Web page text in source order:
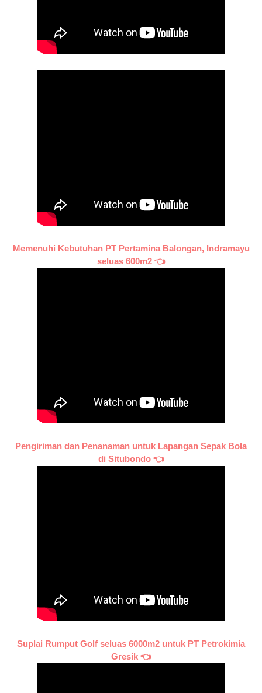
Memenuhi Kebutuhan PT Pertamina Balongan, Indramayu
seluas 600m2 👈
Pengiriman dan Penanaman untuk Lapangan Sepak Bola
di Situbondo 👈
Suplai Rumput Golf seluas 6000m2 untuk PT Petrokimia
Gresik 👈